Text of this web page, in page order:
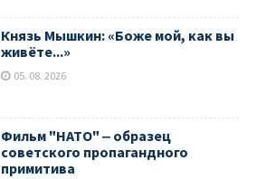
Князь Мышкин: «Боже мой, как вы
живёте...»
05. 08. 2026
Фильм "НАТО" ‒ образец
советского пропагандного
примитива